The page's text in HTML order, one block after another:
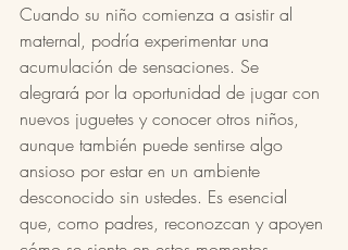
Cuando su niño comienza a asistir al
maternal, podría experimentar una
acumulación de sensaciones. Se
alegrará por la oportunidad de jugar con
nuevos juguetes y conocer otros niños,
aunque también puede sentirse algo
ansioso por estar en un ambiente
desconocido sin ustedes. Es esencial
que, como padres, reconozcan y apoyen